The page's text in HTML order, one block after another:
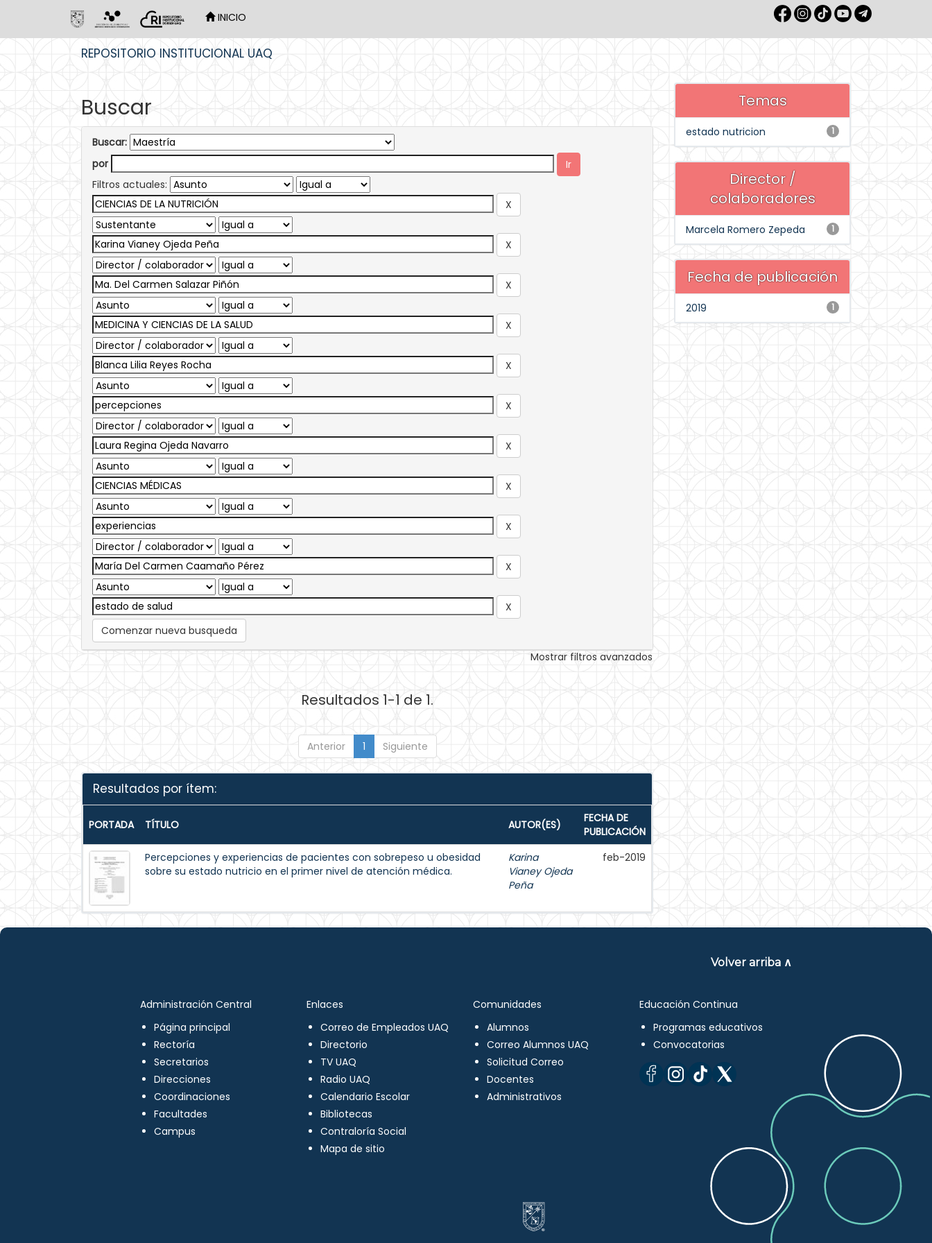
INICIO
REPOSITORIO INSTITUCIONAL UAQ
Buscar
Buscar:
por
Filtros actuales:
Comenzar nueva busqueda
Mostrar filtros avanzados
Resultados 1-1 de 1.
Anterior 1 Siguiente
Resultados por ítem:
PORTADA TÍTULO AUTOR(ES)
FECHA DE
PUBLICACIÓN
Percepciones y experiencias de pacientes con sobrepeso u obesidad
sobre su estado nutricio en el primer nivel de atención médica.
Karina
Vianey Ojeda
Peña
feb-2019
Temas
1
estado nutricion
Director /
colaboradores
1
Marcela Romero Zepeda
Fecha de publicación
1
2019
Volver arriba ∧
Administración Central
Página principal
Rectoría
Secretarios
Direcciones
Coordinaciones
Facultades
Campus
Enlaces
Correo de Empleados UAQ
Directorio
TV UAQ
Radio UAQ
Calendario Escolar
Bibliotecas
Contraloría Social
Mapa de sitio
Comunidades
Alumnos
Correo Alumnos UAQ
Solicitud Correo
Docentes
Administrativos
Educación Continua
Programas educativos
Convocatorias